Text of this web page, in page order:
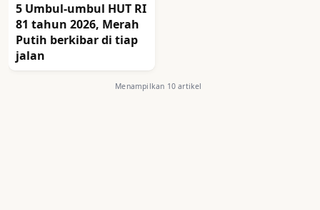
5 Umbul-umbul HUT RI
81 tahun 2026, Merah
Putih berkibar di tiap
jalan
Menampilkan 10 artikel